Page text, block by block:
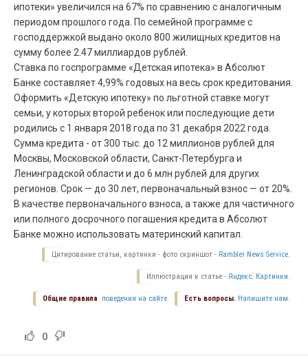
ипотеки» увеличился на 67% по сравнению с аналогичным
периодом прошлого года. По семейной программе с
господдержкой выдано около 800 жилищных кредитов на
сумму более 2.47 миллиардов рублей.
Ставка по госпрограмме «Детская ипотека» в Абсолют
Банке составляет 4,99% годовых на весь срок кредитования.
Оформить «Детскую ипотеку» по льготной ставке могут
семьи, у которых второй ребенок или последующие дети
родились с 1 января 2018 года по 31 декабря 2022 года.
Сумма кредита - от 300 тыс. до 12 миллионов рублей для
Москвы, Московской области, Санкт-Петербурга и
Ленинградской области и до 6 млн рублей для других
регионов. Срок — до 30 лет, первоначальный взнос — от 20%.
В качестве первоначального взноса, а также для частичного
или полного досрочного погашения кредита в Абсолют
Банке можно использовать материнский капитал.
Цитирование статьи, картинки - фото скриншот - Rambler News Service.
Иллюстрация к статье - Яндекс. Картинки.
Есть вопросы. Напишите нам.
Общие правила поведения на сайте.
0